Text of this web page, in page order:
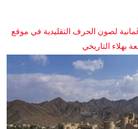
لصون الحرف التقليدية في موقع
بهلاء التاريخي